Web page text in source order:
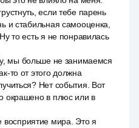
если тебе парень
и стабильная самооценка,
то есть я не понравилась
мы больше не занимаемся
то от этого должна
Нет события. Вот
окрашено в плюс или в
восприятие мира. Это я